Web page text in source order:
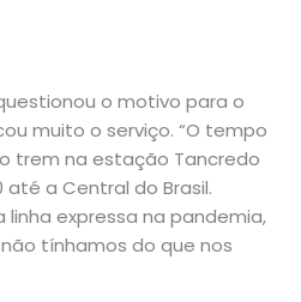
o motivo para o
muito o serviço. “O tempo
trem na estação Tancredo
até a Central do Brasil.
linha expressa na pandemia,
tínhamos do que nos